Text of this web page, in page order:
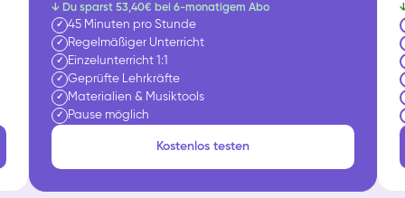
↓ Du sparst 53,40€ bei 6-monatigem Abo
✓ 45 Minuten pro Stunde
✓ Regelmäßiger Unterricht
✓ Einzelunterricht 1:1
✓ Geprüfte Lehrkräfte
✓ Materialien & Musiktools
✓ Pause möglich
Kostenlos testen